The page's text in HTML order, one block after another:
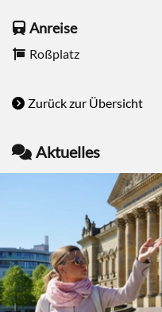
Anreise
Roßplatz
Zurück zur Übersicht
Aktuelles